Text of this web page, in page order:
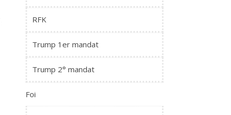
RFK
Trump 1er mandat
Trump 2° mandat
Foi